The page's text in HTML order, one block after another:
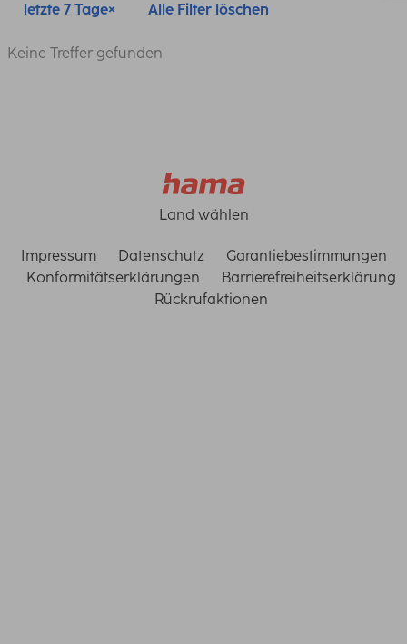
letzte 7 Tage Alle Filter löschen
Keine Treffer gefunden
Land wählen
Impressum Datenschutz
Garantiebestimmungen
Konformitätserklärungen
Barrierefreiheitserklärung
Rückrufaktionen